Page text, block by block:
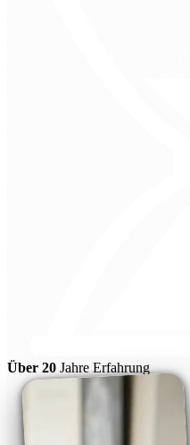
Über 20 Jahre Erfahrung